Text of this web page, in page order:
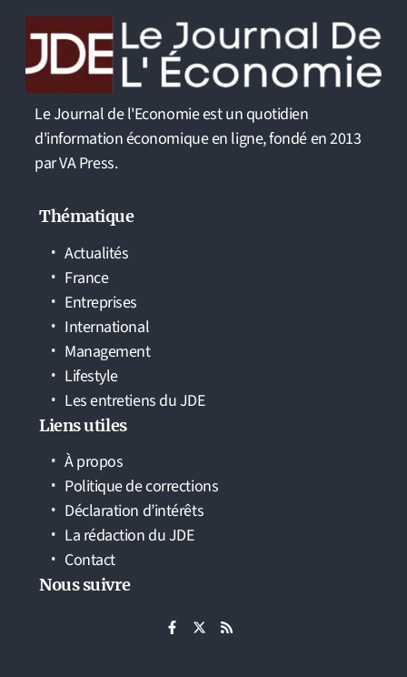
Le Journal de l'Economie est un quotidien
d'information économique en ligne, fondé en 2013
par VA Press.
Thématique
Actualités
France
Entreprises
International
Management
Lifestyle
Les entretiens du JDE
Liens utiles
À propos
Politique de corrections
Déclaration d’intérêts
La rédaction du JDE
Contact
Nous suivre